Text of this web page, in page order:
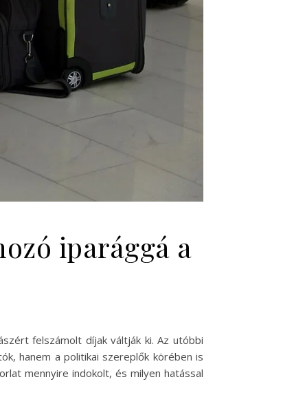
iparággá a
felszámolt díjak váltják ki. Az utóbbi
hanem a politikai szereplők körében is
mennyire indokolt, és milyen hatással